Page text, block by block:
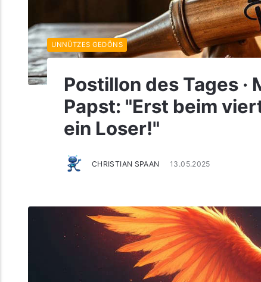
Postillon des Tages
Papst: "Erst beim
ein Loser!"
CHRISTIAN SPAAN 13.05.2025
UNNÜTZES GEDÖNS